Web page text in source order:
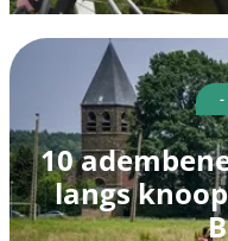
-
10
langs